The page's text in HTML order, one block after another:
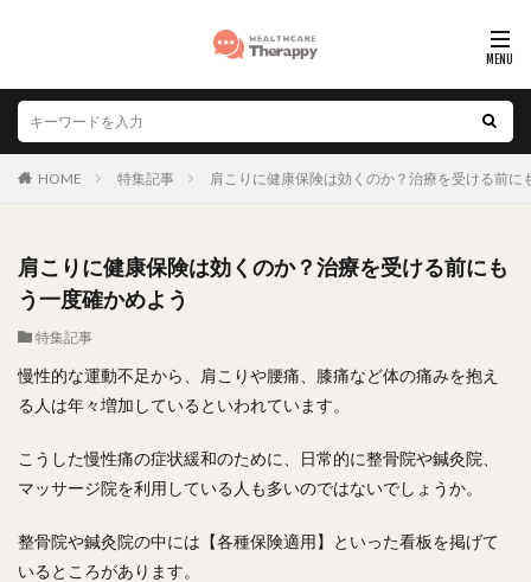
HOME 特集記事 肩こりに健康保険は効くのか？治療を受ける前に
肩こりに健康保険は効くのか？治療を受ける前にも
う一度確かめよう
特集記事
慢性的な運動不足から、肩こりや腰痛、膝痛など体の痛みを抱え
る人は年々増加しているといわれています。
こうした慢性痛の症状緩和のために、日常的に整骨院や鍼灸院、
マッサージ院を利用している人も多いのではないでしょうか。
整骨院や鍼灸院の中には【各種保険適用】といった看板を掲げて
いるところがあります。